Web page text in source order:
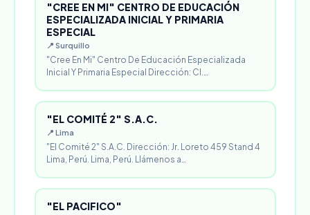
"CREE EN MI" CENTRO DE EDUCACIÓN
ESPECIALIZADA INICIAL Y PRIMARIA
ESPECIAL
📍 Surquillo
"Cree En Mi" Centro De Educación Especializada
Inicial Y Primaria Especial Dirección: Cl.…
"EL COMITÉ 2" S.A.C.
📍 Lima
"El Comité 2" S.A.C. Dirección: Jr. Loreto 459 Stand 4
Lima, Perú. Lima, Perú. Llámenos a…
"EL PACIFICO"